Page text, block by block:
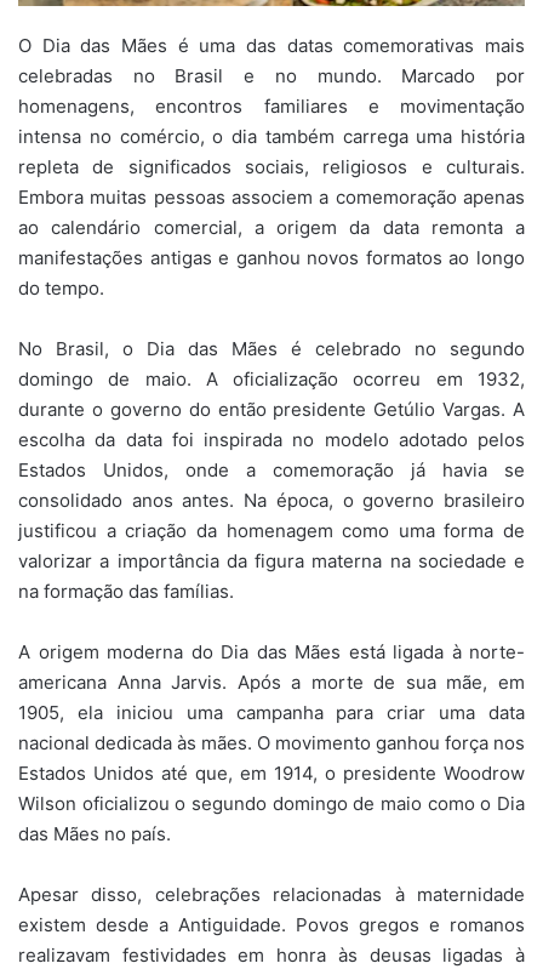
O Dia das Mães é uma das datas comemorativas mais
celebradas no Brasil e no mundo. Marcado por
homenagens, encontros familiares e movimentação
intensa no comércio, o dia também carrega uma história
repleta de significados sociais, religiosos e culturais.
Embora muitas pessoas associem a comemoração apenas
ao calendário comercial, a origem da data remonta a
manifestações antigas e ganhou novos formatos ao longo
do tempo.
No Brasil, o Dia das Mães é celebrado no segundo
domingo de maio. A oficialização ocorreu em 1932,
durante o governo do então presidente Getúlio Vargas. A
escolha da data foi inspirada no modelo adotado pelos
Estados Unidos, onde a comemoração já havia se
consolidado anos antes. Na época, o governo brasileiro
justificou a criação da homenagem como uma forma de
valorizar a importância da figura materna na sociedade e
na formação das famílias.
A origem moderna do Dia das Mães está ligada à norte-
americana Anna Jarvis. Após a morte de sua mãe, em
1905, ela iniciou uma campanha para criar uma data
nacional dedicada às mães. O movimento ganhou força nos
Estados Unidos até que, em 1914, o presidente Woodrow
Wilson oficializou o segundo domingo de maio como o Dia
das Mães no país.
Apesar disso, celebrações relacionadas à maternidade
existem desde a Antiguidade. Povos gregos e romanos
realizavam festividades em honra às deusas ligadas à